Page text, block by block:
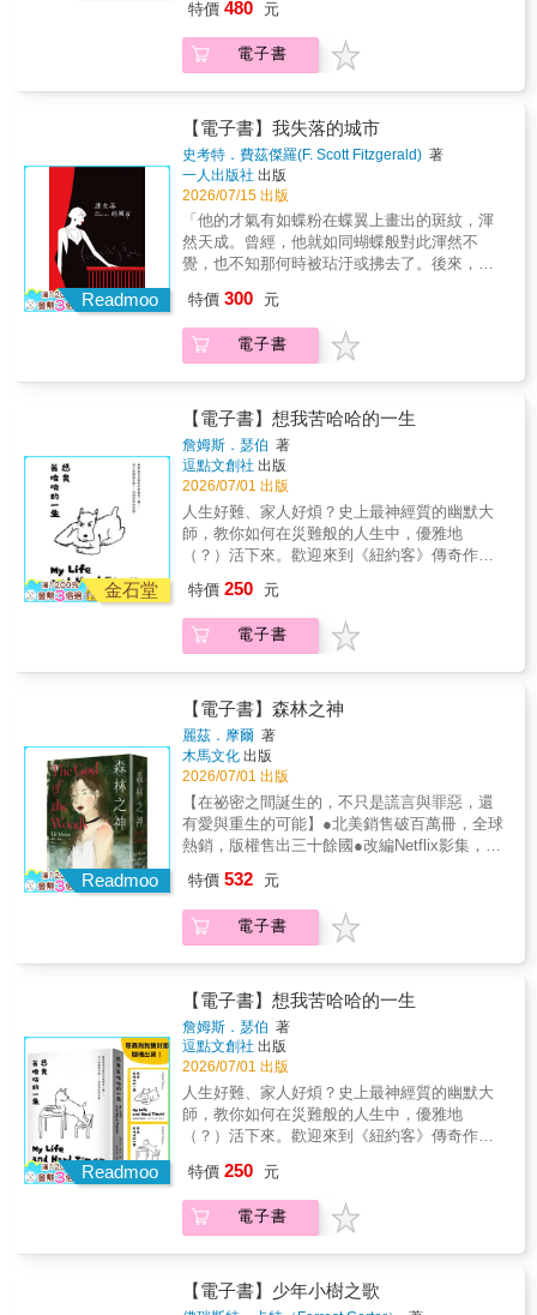
意義與關連就會浮現。我希望讀者讀完這本書
之後能夠領悟到，人與人之間的連結非常廣
泛，遠超出我們自己所知的部分，即使當我們
每個圓圈都是不同的象徵，等待你解開。【編
輯真心推薦୨୧】我相信，你會因為這部小說想
起一本獨一無二的書、一段獨一無二的歲月，
或某個獨一無二的人。故事中提到：「人生很
少會有像禮物一樣包裝精美送到手中的時候。
正是因為如此，大家才希望能在書中看到。」
一如我會在心碎時、人生卡關時、什麼都不想
做的時候閱讀。生活總是會不斷帶來考驗，而
人們總能在不同的人生階段，遇見當下所需的
生，小至撫慰人心。有時候，我們藉由一本書
獲得勇氣，甚至重新振作；或者在書中看見無
限可能，讓人得以進行沒有標準答案的悠遠思
事中，想起你生命中那本「無二之書」。【書
店人試讀回響୨୧】「若流浪是一份禮物，我會
說文字和故事是人類獨得的一份大禮。愛麗絲
在回望自己的生命歷程後孕育的作品《希奧》
透過不同的載體『流進』眾多的靈魂中，沁心
的文字如透徹清亮的水面般映照出自身未察覺
（或已察覺但不願面對）的徬徨、恐懼、憤
重鑄面對眾多挑戰的力量，繫上連接過去與未
來的繩線，擦亮了自我覺察的生命明鏡。你若
在這個資訊流動迅捷、科技近乎全知全能的時
受每個文字創造出的鳴動，到最後你會和每個
讀過《希奧》的讀者一樣，不捨故事即將結
束，但又重燃生命的火花後繼續燦爛的活過每
一天。」——Colleen，里香店長「我們總不能
低估閱讀給予我們的安慰與力量。在本書裡愛
麗絲的作品《希奧》就如一顆石頭落在大海，
它先泛起了漣漪往外擴散，再隨海浪漂流、沉
沒，沉澱在各自獨立的生命裡。當故事四散於
靈魂深處，我們就會發現故事不是為了讓我們
當書住進了我們心裡，我們就以各自獨有的方
式滋養、灌溉，最終這份經驗就成了我們生命
中的一部分，甚至是支撐我們生命的力量。一
迷失之人方能得到。』隨著書中各個讀者一同
迷失，也隨著他們一同收獲屬於每人生命中的
禮物。」——何俊賢，香港**銅鑼灣店 助理專
員「閱讀是一件極其私密的事。我們不一定能
立刻理解書中的每段故事，卻有可能被某些情
緒擊中。讀到後來，我也被故事中的那本書深
深牽引；但《無二之書》真正迷人的地方並不
裡，並在每個人心裡留下截然不同的漣漪。一
本書的文筆與敘事固然重要，但能否真正觸
動，往往不只是文字本身，而在於是否觸及讀
候真正重要的是：它在誰的生命裡，被讀成了
什麼。」——沈慕華，TSUTAYA
帶來便利，卻無法撫平人心的傷痛、苦惱，以
及不想面對的過去。作者朱莉安娜．柏格特融
合奇幻、恐怖、科幻、推理等類型，運用AI人
題與手法，信手捻來十五種科幻奇想——一枚
會隨時移位的刺青，讓主角想起遺忘的手足如
何走向死亡的過程；一則緊急的簡訊讓人想起
那段可以讓時間暫停的過往；甚至一對男女因
追求性愛卻造成整個城鎮電信網路癱瘓，也能
讓父母們同時「斷電死亡」。全有如影集《黑
鏡》般，交織出一則則讓人驚豔無比、狂放扭
世界。 彷彿是一場宿命般、千年呼應的遷徙，
這是一段關於離開家園的記憶，也是一個時代
消失前所留下的最後身影。 ＝＝＝＝＝＝＝＝
次。」《出埃及記》宛如一封寫給猶太族裔，
關於離散的情書。 從十九世紀至一九六○年
代，亞歷山卓是埃及最國際化的城市，許多語
言和文化在此處開枝散葉。艾席蒙描繪出猶太
家族在埃及亞歷山卓的生活面貌，豐富而迷
人，並記錄他們於世紀之交抵達這座國際大
城，扎根三代後被迫流亡，經歷冒險和折磨的
失落。 故事從一位性格張揚、身分多變的舅公
寫起，逐步展開一幅橫跨數個世代的家族圖
交，有人執著於身分與地位，有人始終懷抱對
過去榮光的迷戀，也有人在時代巨變中顯得格
格不入。艾席蒙以帶著幽默與距離感的筆法，
描寫這些既可親又矛盾的人物，使家族史的各
個人物面貌呈現出真實而立體的形象。 書中也
有大量描繪作者童年與少年時期在埃及亞歷山
大的生活場景：家族聚會時熱鬧而喧嘩的餐
桌、充滿異國氣息的街道、混雜多種語言的日
常對話、家中長輩對身分與禮節的執著，以及
隨處可見的階級差異與文化摩擦。這些細節，
使讀者得以親身走入一座曾經高度國際化、如
今卻已消逝的城市。 隨著埃及政治局勢轉變，
猶太族群逐漸失去立足空間，書中也細膩描寫
家族在準備遷離時的徬徨與不安：打包物品時
的遲疑、對未來的不確定、對親友的依依不
山卓時寫道：「我發現自己渴望著，一座我從
未意識到自己深愛的城市。」他以一句話完美
概括猶太人離開家園的悲歡：同時愛著與恨著
一個地方。 《出埃及記》出版將近三十年，當
艾席蒙憑藉《以你的名字呼喚我》獲得名聲，
我們不能不回頭觀看影響並定義艾席蒙人格與
創作核心的《出埃及記》的主題，那就是：成
長、歸屬感和探索，正是本書充滿情感重量的
堆疊，才造就了今日被評為最懂人心拉扯的文
特價 480 元
電子書
Readmoo
【電子書】我失落的城市
史考特．費茲傑羅(F. Scott Fitzgerald) 著
一人出版社 出版
2026/07/15 出版
「他的才氣有如蝶粉在蝶翼上畫出的斑紋，渾
然天成。曾經，他就如同蝴蝶般對此渾然不
覺，也不知那何時被玷汙或拂去了。後來，他
思考，卻無法再飛舞，因為他對飛舞的愛已然
消逝，只記得那曾一度是如此輕鬆寫意。」──
海明威 「費茲傑羅讓美國小說繼亨利．詹姆斯
切！」本書精選費茲傑羅的短篇傑作，包含十
篇小說及三篇散文。完整呈現縈繞在費茲傑羅
生命及作品中，反覆再現的主旋律：對愛的憧
憬與幻滅、在清醒與失控間的持續徘徊，以及
對終將失落的美好所懷抱的恆常悼念。「夢」
之部以〈冬之夢〉開篇，此為費茲傑羅經典代
表作《大亨小傳》的原型，道盡所有關於愛的
執迷與虛幻。〈班傑明‧巴頓奇妙的一生〉靈感
來自馬克‧吐溫的一句話：「如果我們能夠從八
好。」費茲傑羅以此發想，卻發現在時間無情
的洪流之下，逆向而行的孤寂無奈。〈幸福的
餘燼〉投射了費茲傑羅對幸福的想像與對現實
的無奈，即使命運殘酷擺佈，甜美與哀傷在他
的筆下卻始終奇妙共存。而在〈最後的吻〉
中，一同哀悼帶著明星夢跨洋而來的英國女
孩，曾經擁有的美好青春與想望，都在好萊塢
的染缸中逐漸沉淪，最終葬送於無形。「醉」
之部聚焦於糾纏費茲傑羅一生，並直接導致他
猝逝的酒精上，深入感受這位才華洋溢的偉大
作家之脆弱與掙扎。其中包括深刻表現了有錢
人心理上的優越與隨之而來的空虛，備受海明
威讚譽的短篇小說〈富家子〉；探討深陷酒
癮，難以自拔的〈酗酒案例〉及〈新生〉；描
繪戒酒清醒，重返現實之困頓的〈重訪巴比
措的夾縫間，在時光的淬煉下而生。最後的
「失落」則收錄了三篇費茲傑羅最知名的雜
文，分別是為爵士年代定調的〈爵士年代的回
聲〉，以及為當時繁華躁動的紐約留下見證的
〈我失落的城市〉。分三篇刊出的〈崩潰三部
曲〉則是費茲傑羅晚年面對憂鬱摧殘，最深刻
的自剖，在當時諸多撻伐聲中勇敢展現了偉大
文學心靈的幽暗掙扎，如今顯得深刻動人。
特價 300 元
電子書
金石堂
【電子書】想我苦哈哈的一生
詹姆斯．瑟伯 著
逗點文創社 出版
2026/07/01 出版
人生好難、家人好煩？史上最神經質的幽默大
師，教你如何在災難般的人生中，優雅地
（？）活下來。歡迎來到《紐約客》傳奇作家
是每天都覺得心很累？來讀讀美國幽默泰斗詹
姆斯．瑟伯的故事吧。這世上有一種作家，神
經兮兮、提心吊膽，擁有一種「自討苦吃的天
以及身邊那群失控親友所引發的日常災難，每
一件都比國事、天下事還要命！★全城盲從大
逃亡！「大壩潰堤」謠言竟讓兩千名市民拋家
棄子大街狂逃。★狂人爺爺的戰場！他的腦袋
時光還停在美國南北戰爭，把盤查的警察當逃
兵，拔槍痛擊。★老媽腦子不一樣！疑似遭遇
鬧鬼，卻二話不說丟鞋砸破鄰居家窗戶想報
警。★地獄惡犬咬不停！路霸家犬「瑪格斯」
咬遍街頭巷尾，無一倖免。★災難級求學時
是這間學校最大的問題。」《想我苦哈哈的一
生》像節奏精準、荒謬至極的家庭情境喜劇，
治癒現代焦慮。閱讀擅長描寫生活進退兩難處
努力生存，是逃離現實壓力、獲得歡樂與安慰
的最佳良藥。如果你也正被生活折磨得苦哈
哈，請務必翻開這本書。本書特色1.故事雋
永、譯筆一流，這本幽默文學原來這麼優秀！
2.超會說故事就算了，詹姆斯．瑟伯竟然連全
書插圖都自己繪製——根本是天才啊啊讓人好
羨慕！3.輕鬆好讀，但會幫你打開大腦開關，
喔！
特價 250 元
電子書
Readmoo
【電子書】森林之神
麗茲．摩爾 著
木馬文化 出版
2026/07/01 出版
【在祕密之間誕生的，不只是謊言與罪惡，還
有愛與重生的可能】●北美銷售破百萬冊，全球
熱銷，版權售出三十餘國●改編Netflix影集，由
莉．肯頓主演●二〇二四年《紐約時報》暢銷
書、年度選書、年度「最佳驚悚小說」、年度
「最佳犯罪小說」●二〇二四年《時人》雜誌年
好書●全美獨立書店銷售第一名●歐巴馬夏季閱
讀推薦選書●邦諾書店全國讀書會選書●《吉
米．法倫今夜秀》觀眾票選夏季讀書會指定書
籍兩樁相隔十四年的失蹤案，撼動了美國阿迪
朗達克山區三個截然不同的世界：奢華的范．
拉爾家族度假莊園、傳承三代的青少年夏令
營，以及依附於此的藍領小鎮。一九七五年八
月的某個清晨，芭芭拉．范．拉爾從夏令營宿
舍失蹤，警方的搜索行動使得人心惶惶，流言
夏令營營地擁有者范．拉爾家族的千金，十四
年前，她的哥哥「小熊」也在此地失蹤，而當
年的犯人竟在芭芭拉失蹤前逃獄，行蹤不明。
家族的詛咒？麗茲．摩爾以細膩的情感、過去
特價 532 元
電子書
Readmoo
【電子書】想我苦哈哈的一生
詹姆斯．瑟伯 著
逗點文創社 出版
2026/07/01 出版
人生好難、家人好煩？史上最神經質的幽默大
師，教你如何在災難般的人生中，優雅地
（？）活下來。歡迎來到《紐約客》傳奇作家
是每天都覺得心很累？來讀讀美國幽默泰斗詹
姆斯．瑟伯的故事吧。這世上有一種作家，神
經兮兮、提心吊膽，擁有一種「自討苦吃的天
以及身邊那群失控親友所引發的日常災難，每
一件都比國事、天下事還要命！★全城盲從大
特價 250 元
電子書
【電子書】少年小樹之歌